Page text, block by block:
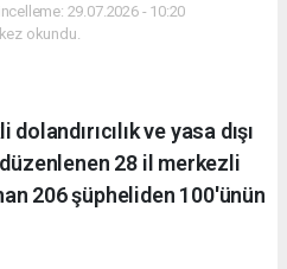
29.07.2026 - 10:20
okundu.
ve yasa dışı
28 il merkezli
206 şüpheliden 100'ünün